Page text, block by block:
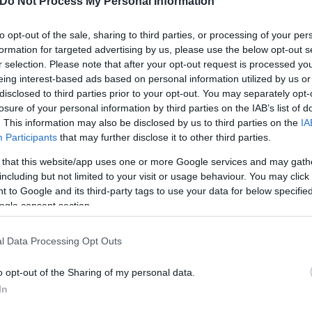
opt-out of the sale, sharing to third parties, or processing of your
for targeted advertising by us, please use the below opt-out
selection. Please note that after your opt-out request is processed
interest-based ads based on personal information utilized by us
to third parties prior to your opt-out. You may separately
of your personal information by third parties on the IAB’s list of
This information may also be disclosed by us to third parties on the
Participants that may further disclose it to other third parties.
that this website/app uses one or more Google services and may
but not limited to your visit or usage behaviour. You may
to Google and its third-party tags to use your data for below
consent section.
Data Processing Opt Outs
opt-out of the Sharing of my personal data.
να συνεργαστούν με την κορυφαία ψηφιακή
της, που περιλαμβάνει 18
και με τη σύναψη νεότερων συνεργασιών, όπως
η IWG διαθέτει μια γκάμα λύσεων για
ακινήτων, μετατρέποντας παραδοσιακούς
στις σύγχρονες ανάγκες των
της εταίρους. Η πλειονότητα των
πόλεις-δορυφόρους και κωμοπόλεις.